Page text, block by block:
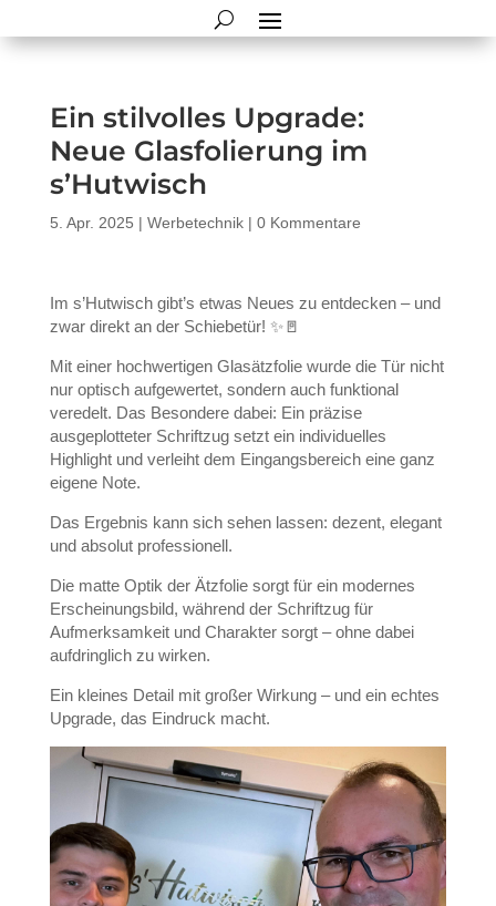
Ein stilvolles Upgrade:
Neue Glasfolierung im
s’Hutwisch
5. Apr. 2025 | Werbetechnik| 0 Kommentare
Im s’Hutwisch gibt’s etwas Neues zu entdecken – und
zwar direkt an der Schiebetür! ✨🚪
Mit einer hochwertigen Glasätzfolie wurde die Tür nicht
nur optisch aufgewertet, sondern auch funktional
veredelt. Das Besondere dabei: Ein präzise
ausgeplotteter Schriftzug setzt ein individuelles
Highlight und verleiht dem Eingangsbereich eine ganz
eigene Note.
Das Ergebnis kann sich sehen lassen: dezent, elegant
und absolut professionell.
Die matte Optik der Ätzfolie sorgt für ein modernes
Erscheinungsbild, während der Schriftzug für
Aufmerksamkeit und Charakter sorgt – ohne dabei
aufdringlich zu wirken.
Ein kleines Detail mit großer Wirkung – und ein echtes
Upgrade, das Eindruck macht.